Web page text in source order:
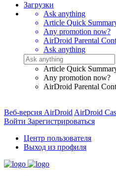
Загрузки
Ask anything
Article Quick
Any promotion now?
AirDroid Parental
Ask anything
Article Quick
Any promotion now?
AirDroid Parental
Веб-версия AirDroid AirDroid
Войти Зарегистрироваться
Центр пользователя
Выход из профиля